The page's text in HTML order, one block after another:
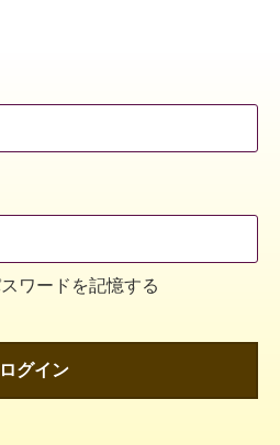
ワードを記憶する
ログイン